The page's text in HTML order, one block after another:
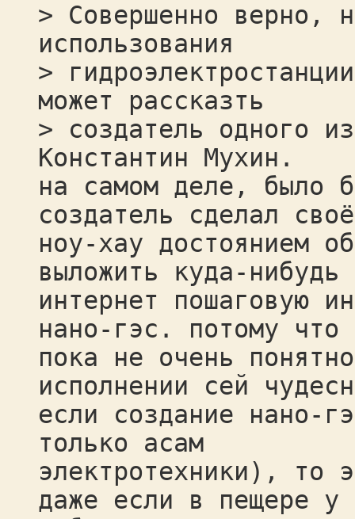
> Совершенно верно,
использования
>
может рассказть
> создатель одного
Константин Мухин.
на самом деле, было
создатель сделал своё
ноу-хау достоянием
выложить куда-нибудь
интернет пошаговую
нано-гэс. потому что
пока не очень
исполнении сей
если создание нано-
только асам
электротехники), то
даже если в пещере у